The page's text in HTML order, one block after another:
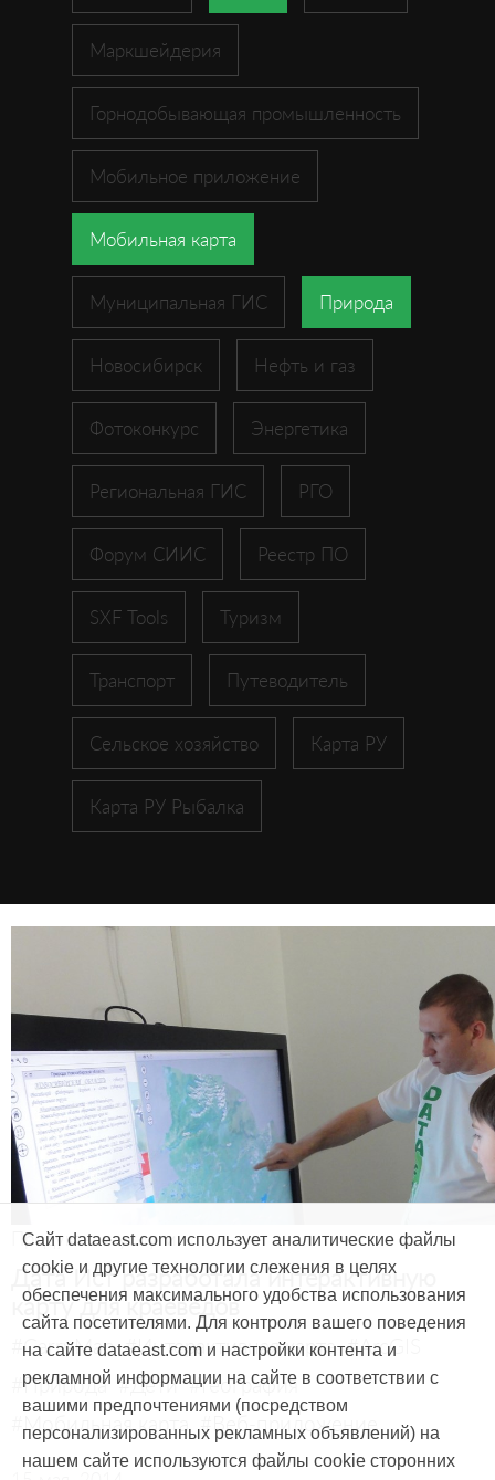
Маркшейдерия
Горнодобывающая промышленность
Мобильное приложение
Мобильная карта
Муниципальная ГИС Природа
Новосибирск Нефть и газ
Фотоконкурс Энергетика
Региональная ГИС РГО
Форум СИИС Реестр ПО
SXF Tools Туризм
Транспорт Путеводитель
Сельское хозяйство Карта РУ
Карта РУ Рыбалка
Продукты и услуги
Дата Ист разработала интерактивную
карту для краеведов
#CarryMap #Интерактивная карта #ArcGIS
#Природа #Дети #География
#Мобильная карта #Веб-приложение
Сайт dataeast.com использует аналитические файлы
cookie и другие технологии слежения в целях
обеспечения максимального удобства использования
сайта посетителями. Для контроля вашего поведения
на сайте dataeast.com и настройки контента и
рекламной информации на сайте в соответствии с
вашими предпочтениями (посредством
персонализированных рекламных объявлений) на
нашем сайте используются файлы cookie сторонних